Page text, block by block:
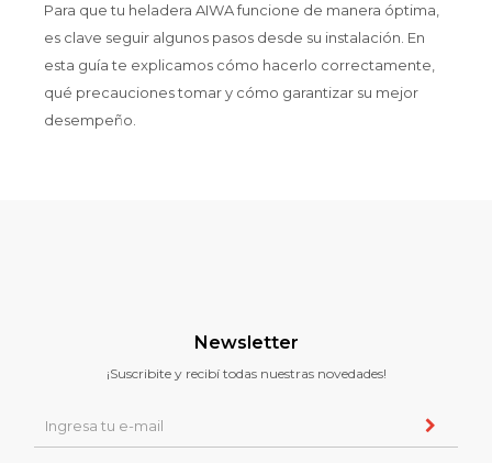
Para que tu heladera AIWA funcione de manera óptima,
es clave seguir algunos pasos desde su instalación. En
esta guía te explicamos cómo hacerlo correctamente,
qué precauciones tomar y cómo garantizar su mejor
desempeño.
Newsletter
¡Suscribite y recibí todas nuestras novedades!